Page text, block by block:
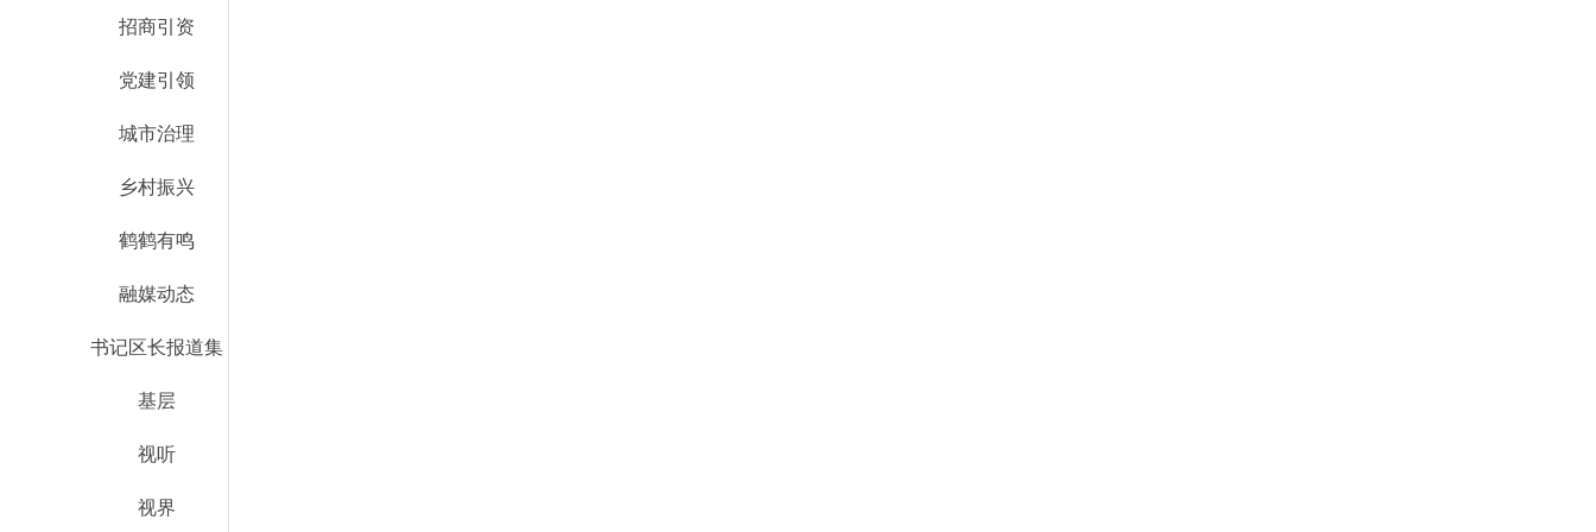
招商引资
党建引领
城市治理
乡村振兴
鹤鹤有鸣
融媒动态
书记区长报道集
基层
视听
视界